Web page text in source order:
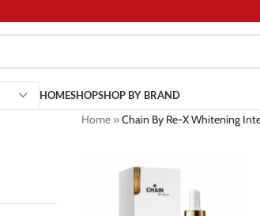
HOMESHOPSHOP BY BRAND
Home»Chain By Re-X Whitening